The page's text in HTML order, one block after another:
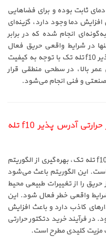
دمای ثابت بوده و برای فضاهایی
دما وجود دارد، گزینه‌ای
انجام شده که در برابر
در شرایط واقعی حریق فعال
شود. قیمت دتکتور حرارتی آدرس‌پذیر f10 تله تک با توجه به کیفیت
بالا، در سطحی منطقی قرار
صنعتی و فنی انجام می‌شود.
ویژگی‌ها و قابلیت‌های دتکتور حرارتی آدرس پذیر f10 تله
یکی از مهم‌ترین ویژگی‌های دتکتور f10 تله تک، بهره‌گیری از الگوریتم
این الگوریتم باعث می‌شود
را از تغییرات طبیعی محیط
واقعی خطر فعال شود. این
کاذب دارد و باعث افزایش
در فرآیند خرید دتکتور حرارتی